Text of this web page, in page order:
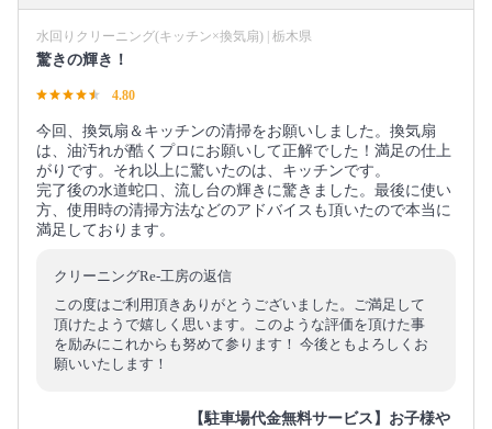
水回りクリーニング(キッチン×換気扇) | 栃木県
驚きの輝き！
4.80
今回、換気扇＆キッチンの清掃をお願いしました。換気扇
は、油汚れが酷くプロにお願いして正解でした！満足の仕上
がりです。それ以上に驚いたのは、キッチンです。
完了後の水道蛇口、流し台の輝きに驚きました。最後に使い
方、使用時の清掃方法などのアドバイスも頂いたので本当に
満足しております。
クリーニングRe-工房の返信
この度はご利用頂きありがとうございました。ご満足して
頂けたようで嬉しく思います。このような評価を頂けた事
を励みにこれからも努めて参ります！ 今後ともよろしくお
願いいたします！
【駐車場代金無料サービス】お子様や